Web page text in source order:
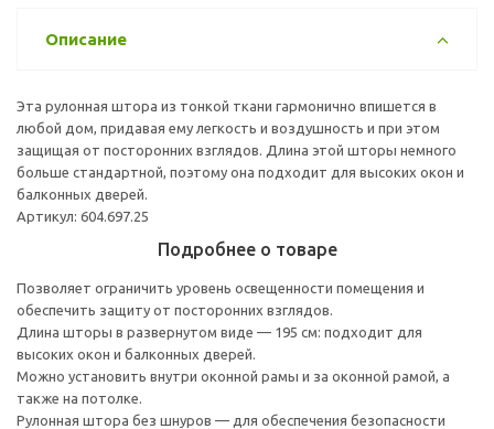
Описание
Эта рулонная штора из тонкой ткани гармонично впишется в
любой дом, придавая ему легкость и воздушность и при этом
защищая от посторонних взглядов. Длина этой шторы немного
больше стандартной, поэтому она подходит для высоких окон и
балконных дверей.
Артикул: 604.697.25
Подробнее о товаре
Позволяет ограничить уровень освещенности помещения и
обеспечить защиту от посторонних взглядов.
Длина шторы в развернутом виде — 195 см: подходит для
высоких окон и балконных дверей.
Можно установить внутри оконной рамы и за оконной рамой, а
также на потолке.
Рулонная штора без шнуров — для обеспечения безопасности